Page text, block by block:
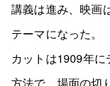
講義は進み、映画
テーマになった。
カットは1909年